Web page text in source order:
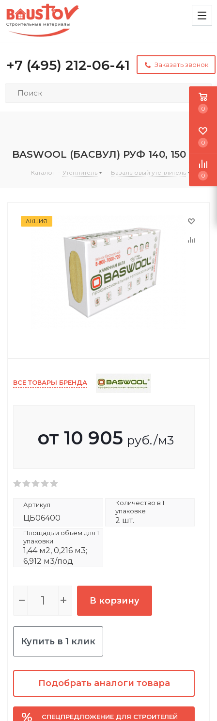
+7 (495) 212-06-41 Заказать звонок
BASWOOL (БАСВУЛ) РУФ 140, 150 мм
Каталог - Утеплитель - Базальтовый утеплитель
АКЦИЯ
ВСЕ ТОВАРЫ БРЕНДА
от 10 905 руб./м3
Артикул
ЦБ06400
Количество в 1
упаковке
2 шт.
Площадь и объём для 1
упаковки
1,44 м2, 0,216 м3;
6,912 м3/под
В корзину
Купить в 1 клик
Подобрать аналоги товара
СПЕЦПРЕДЛОЖЕНИЕ ДЛЯ СТРОИТЕЛЕЙ
0
0
0